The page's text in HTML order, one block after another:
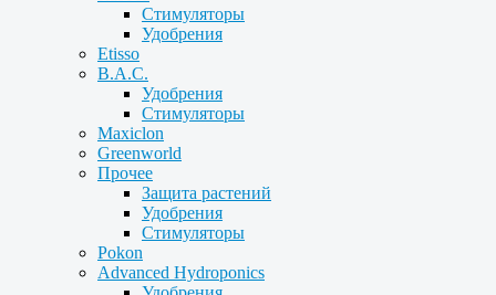
Стимуляторы
Удобрения
Etisso
B.A.C.
Удобрения
Стимуляторы
Maxiclon
Greenworld
Прочее
Защита растений
Удобрения
Стимуляторы
Pokon
Advanced Hydroponics